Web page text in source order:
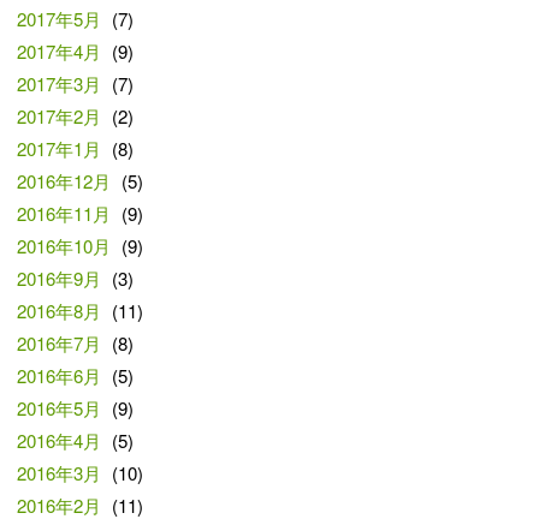
2017年5月
(7)
2017年4月
(9)
2017年3月
(7)
2017年2月
(2)
2017年1月
(8)
2016年12月
(5)
2016年11月
(9)
2016年10月
(9)
2016年9月
(3)
2016年8月
(11)
2016年7月
(8)
2016年6月
(5)
2016年5月
(9)
2016年4月
(5)
2016年3月
(10)
2016年2月
(11)